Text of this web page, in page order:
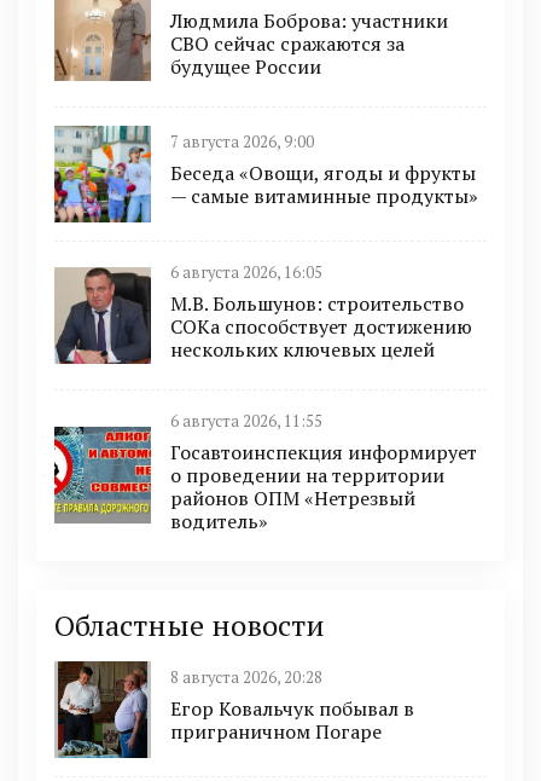
Людмила Боброва: участники
СВО сейчас сражаются за
будущее России
7 августа 2026, 9:00
Беседа «Овощи, ягоды и фрукты
— самые витаминные продукты»
6 августа 2026, 16:05
М.В. Большунов: строительство
СОКа способствует достижению
нескольких ключевых целей
6 августа 2026, 11:55
Госавтоинспекция информирует
о проведении на территории
районов ОПМ «Нетрезвый
водитель»
Областные новости
8 августа 2026, 20:28
Егор Ковальчук побывал в
приграничном Погаре